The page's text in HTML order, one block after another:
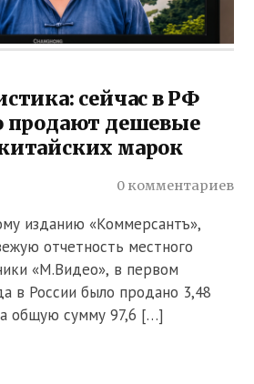
сейчас в РФ
продают дешевые
марок
0 комментариев
изданию «Коммерсантъ»,
отчетность местного
«М.Видео», в первом
в России было продано 3,48
общую сумму 97,6 […]